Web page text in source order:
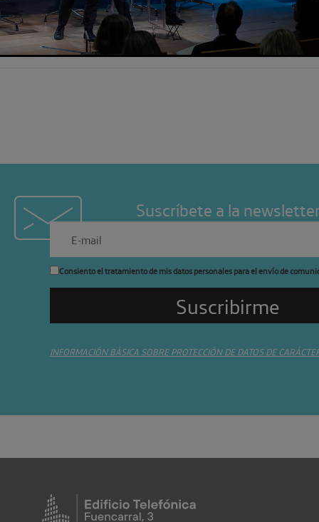
Suscríbete a la
Consiento el tratamiento de mis datos personales para el envío de
INFORMACIÓN BÁSICA SOBRE PROTECCIÓN DE DATOS DE